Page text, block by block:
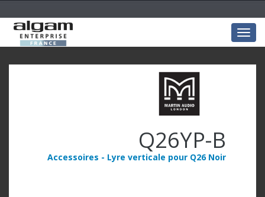
Q26YP-B
Accessoires - Lyre verticale pour Q26 Noir